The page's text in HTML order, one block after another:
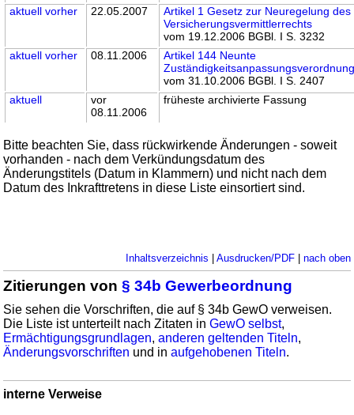
aktuell vorher 22.05.2007
Artikel 1 Gesetz zur Neuregelung des
Versicherungsvermittlerrechts
vom 19.12.2006 BGBl. I S. 3232
aktuell vorher 08.11.2006
Artikel 144 Neunte
vom 31.10.2006 BGBl. I S. 2407
aktuell
vor
08.11.2006
früheste archivierte Fassung
Bitte beachten Sie, dass rückwirkende Änderungen - soweit
vorhanden - nach dem Verkündungsdatum des
Änderungstitels (Datum in Klammern) und nicht nach dem
Datum des Inkrafttretens in diese Liste einsortiert sind.
Inhaltsverzeichnis Ausdrucken/PDF| nach oben
Zitierungen von§ 34b Gewerbeordnung
Sie sehen die Vorschriften, die auf § 34b GewO verweisen.
Die Liste ist unterteilt nach Zitaten inGewO selbst,
Ermächtigungsgrundlagen,anderen geltenden Titeln,
Änderungsvorschriften und inaufgehobenen Titeln.
interne Verweise